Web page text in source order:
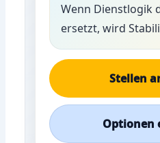
Wenn Dienstlogik
ersetzt, wird
Stellen
Optionen